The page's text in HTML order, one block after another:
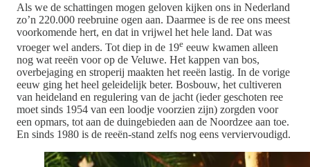
Als we de schattingen mogen geloven kijken ons in Nederland
zo’n 220.000 reebruine ogen aan. Daarmee is de ree ons meest
voorkomende hert, en dat in vrijwel het hele land. Dat was
vroeger wel anders. Tot diep in de 19e eeuw kwamen alleen
nog wat reeën voor op de Veluwe. Het kappen van bos,
overbejaging en stroperij maakten het reeën lastig. In de vorige
eeuw ging het heel geleidelijk beter. Bosbouw, het cultiveren
van heideland en regulering van de jacht (ieder geschoten ree
moet sinds 1954 van een loodje voorzien zijn) zorgden voor
een opmars, tot aan de duingebieden aan de Noordzee aan toe.
En sinds 1980 is de reeën-stand zelfs nog eens verviervoudigd.